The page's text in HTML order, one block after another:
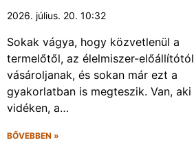
2026. július. 20. 10:32
Sokak vágya, hogy közvetlenül a
termelőtől, az élelmiszer-előállítótól
vásároljanak, és sokan már ezt a
gyakorlatban is megteszik. Van, aki
vidéken, a…
BŐVEBBEN »